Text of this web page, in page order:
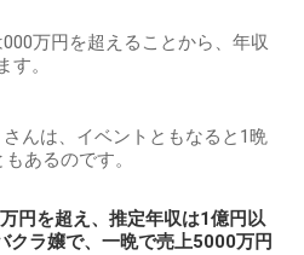
万円を超えることから、年収
す。
んは、イベントともなると1晩
あるのです。
円を超え、推定年収は1億円以
クラ嬢で、一晩で売上5000万円